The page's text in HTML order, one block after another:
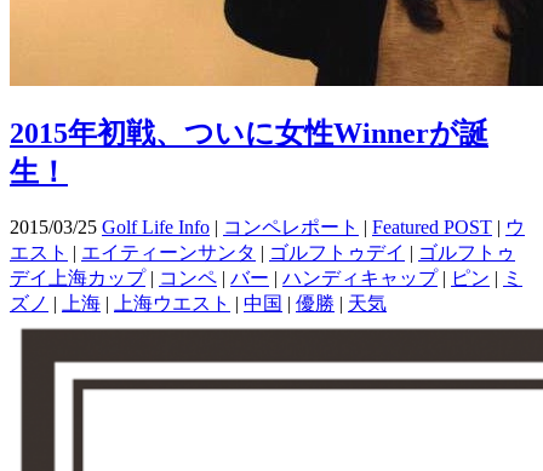
2015年初戦、ついに女性Winnerが誕
生！
2015/03/25 Golf Life Info | コンペレポート | Featured POST | ウ
エスト | エイティーンサンタ | ゴルフトゥデイ | ゴルフトゥ
デイ上海カップ| コンペ | バー | ハンディキャップ| ピン | ミ
ズノ | 上海 | 上海ウエスト | 中国 | 優勝 | 天気